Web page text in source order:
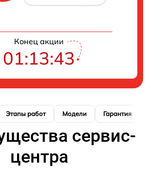
Конец акции
01:13:42
Этапы работ Модели Гарантия
сервис-
центра